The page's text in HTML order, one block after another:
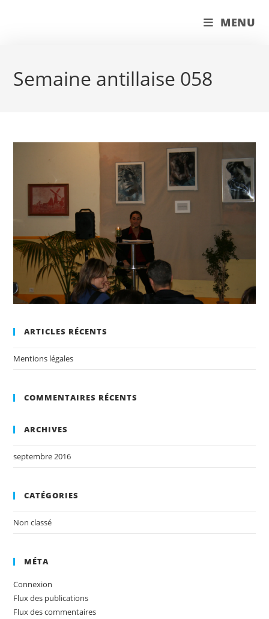
MENU
Semaine antillaise 058
ARTICLES RÉCENTS
Mentions légales
COMMENTAIRES RÉCENTS
ARCHIVES
septembre 2016
CATÉGORIES
Non classé
MÉTA
Connexion
Flux des publications
Flux des commentaires